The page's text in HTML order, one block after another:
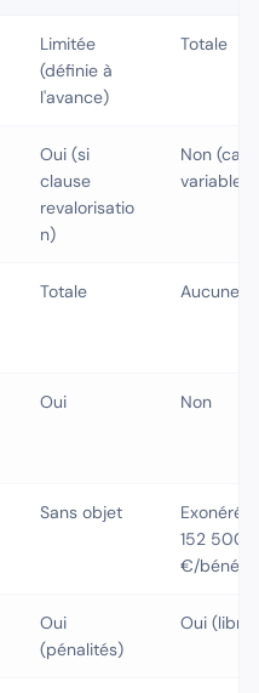
Limitée
(définie à
l'avance)
Totale
Oui (si
clause
revalorisatio
n)
Non
variable)
Totale Aucune
Oui Non
Sans objet
Exonéré
152 500
€/béné)
Oui
(pénalités)
Oui (libre)